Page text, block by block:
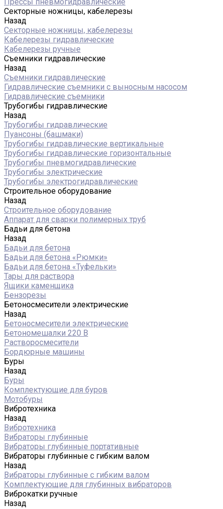
Секторные ножницы, кабелерезы
Назад
Секторные ножницы, кабелерезы
Кабелерезы гидравлические
Кабелерезы ручные
Съемники гидравлические
Назад
Съемники гидравлические
Гидравлические cъемники с выносным насосом
Гидравлические съемники
Трубогибы гидравлические
Назад
Трубогибы гидравлические
Пуансоны (башмаки)
Трубогибы гидравлические вертикальные
Трубогибы гидравлические горизонтальные
Трубогибы пневмогидравлические
Трубогибы электрические
Трубогибы электрогидравлические
Строительное оборудование
Назад
Строительное оборудование
Аппарат для сварки полимерных труб
Бадьи для бетона
Назад
Бадьи для бетона
Бадьи для бетона «Рюмки»
Бадьи для бетона «Туфельки»
Тары для раствора
Ящики каменщика
Бензорезы
Бетоносмесители электрические
Назад
Бетоносмесители электрические
Бетономешалки 220 В
Растворосмесители
Бордюрные машины
Буры
Назад
Буры
Комплектующие для буров
Мотобуры
Вибротехника
Назад
Вибротехника
Вибраторы глубинные
Вибраторы глубинные портативные
Вибраторы глубинные с гибким валом
Назад
Вибраторы глубинные с гибким валом
Комплектующие для глубинных вибраторов
Виброкатки ручные
Назад